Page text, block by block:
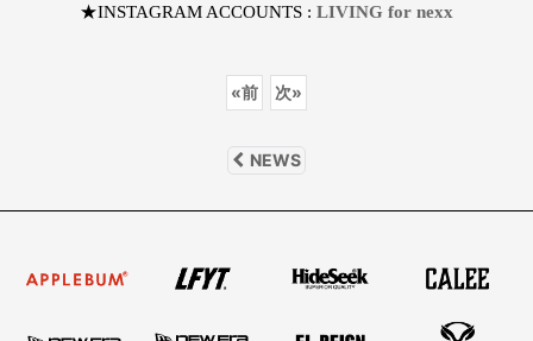
★INSTAGRAM ACCOUNTS : LIVING for nexx
«前 次»
NEWS